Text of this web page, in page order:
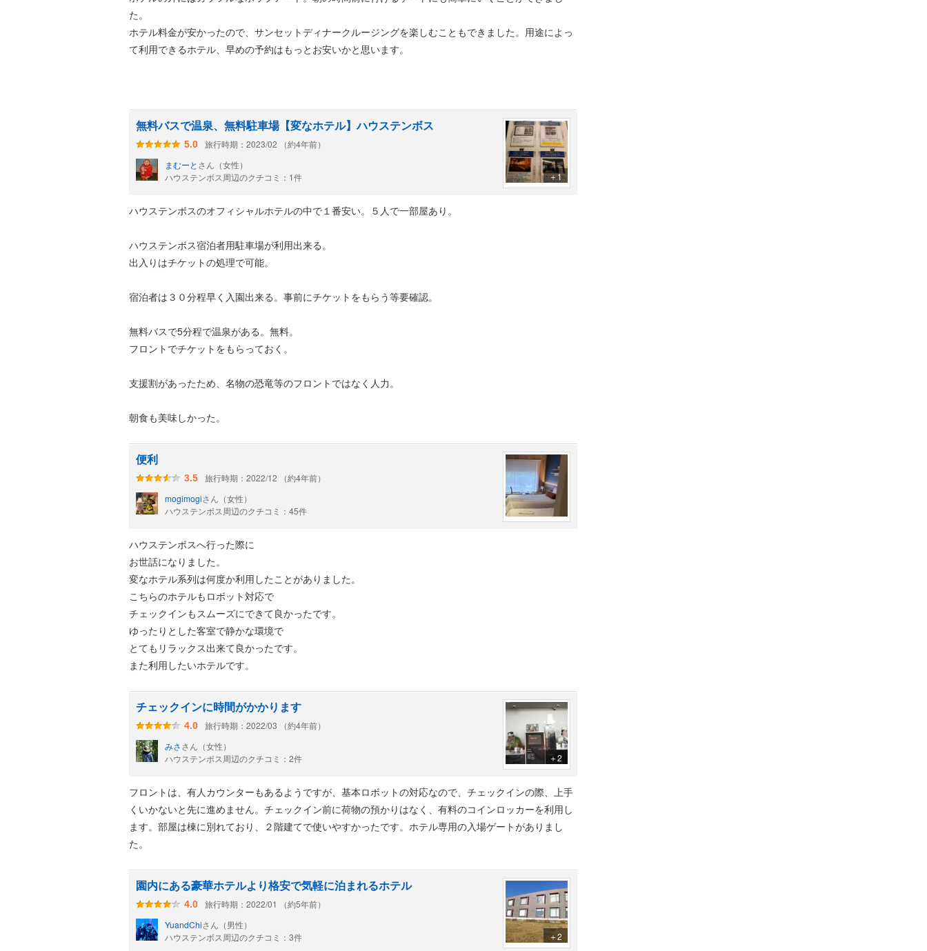
た。
ホテル料金が安かったので、サンセットディナークルージングを楽しむこともできました。用途によっ
て利用できるホテル、早めの予約はもっとお安いかと思います。
無料バスで温泉、無料駐車場【変なホテル】ハウステンボス
5.0
旅行時期：2023/02 （約4年前）
まむーとさん（女性）
ハウステンボス周辺のクチコミ：1件
＋1
ハウステンボスのオフィシャルホテルの中で１番安い。５人で一部屋あり。
ハウステンボス宿泊者用駐車場が利用出来る。
出入りはチケットの処理で可能。
宿泊者は３０分程早く入園出来る。事前にチケットをもらう等要確認。
無料バスで5分程で温泉がある。無料。
フロントでチケットをもらっておく。
支援割があったため、名物の恐竜等のフロントではなく人力。
朝食も美味しかった。
便利
3.5
旅行時期：2022/12 （約4年前）
mogimogiさん（女性）
ハウステンボス周辺のクチコミ：45件
ハウステンボスへ行った際に
お世話になりました。
変なホテル系列は何度か利用したことがありました。
こちらのホテルもロボット対応で
チェックインもスムーズにできて良かったです。
ゆったりとした客室で静かな環境で
とてもリラックス出来て良かったです。
また利用したいホテルです。
チェックインに時間がかかります
4.0
旅行時期：2022/03 （約4年前）
みささん（女性）
ハウステンボス周辺のクチコミ：2件
＋2
フロントは、有人カウンターもあるようですが、基本ロボットの対応なので、チェックインの際、上手
くいかないと先に進めません。チェックイン前に荷物の預かりはなく、有料のコインロッカーを利用し
ます。部屋は棟に別れており、２階建てで使いやすかったです。ホテル専用の入場ゲートがありまし
た。
園内にある豪華ホテルより格安で気軽に泊まれるホテル
4.0
旅行時期：2022/01 （約5年前）
YuandChiさん（男性）
ハウステンボス周辺のクチコミ：3件
＋2